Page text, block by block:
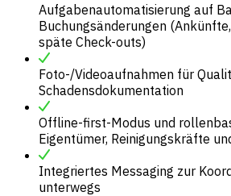
Aufgabenautomatisierung auf
Buchungsänderungen
späte Check-outs)
Foto-/Videoaufnahmen für
Schadensdokumentation
Offline-first-Modus und
Eigentümer, Reinigungskräfte
Integriertes Messaging zur
unterwegs